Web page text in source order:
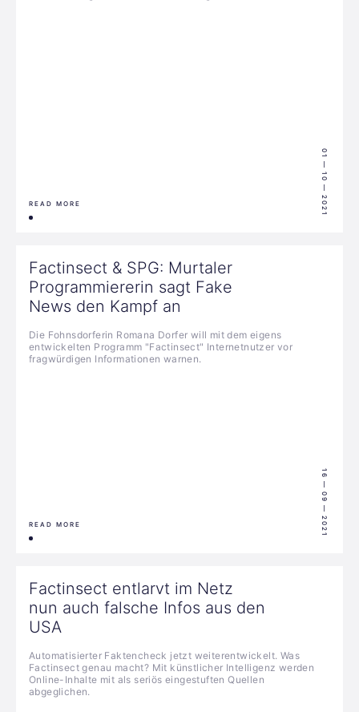
READ MORE 01 — 10 — 2021
Factinsect & SPG: Murtaler
Programmiererin sagt Fake
News den Kampf an
Die Fohnsdorferin Romana Dorfer will mit dem eigens
entwickelten Programm "Factinsect" Internetnutzer vor
fragwürdigen Informationen warnen.
READ MORE 16 — 09 — 2021
Factinsect entlarvt im Netz
nun auch falsche Infos aus den
USA
Automatisierter Faktencheck jetzt weiterentwickelt. Was
Factinsect genau macht? Mit künstlicher Intelligenz werden
Online-Inhalte mit als seriös eingestuften Quellen
abgeglichen.